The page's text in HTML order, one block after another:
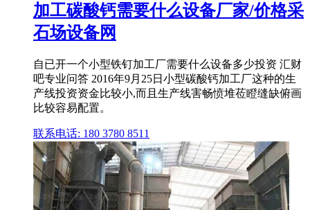
加工碳酸钙需要什么设备厂家/价格采
石场设备网
自已开一个小型铁钉加工厂需要什么设备多少投资 汇财
吧专业问答 2016年9月25日小型碳酸钙加工厂这种的生
产线投资资金比较小,而且生产线害畅愤堆莅瞪缝缺俯画
比较容易配置。
联系电话: 180 3780 8511